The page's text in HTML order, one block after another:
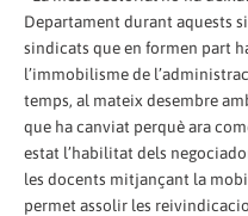
Departament durant aquests
sindicats que en formen part
l’immobilisme de
temps, al mateix desembre
que ha canviat perquè ara
estat l’habilitat dels
les docents mitjançant la
permet assolir les